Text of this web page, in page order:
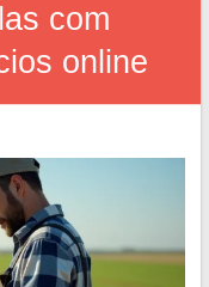
com
online